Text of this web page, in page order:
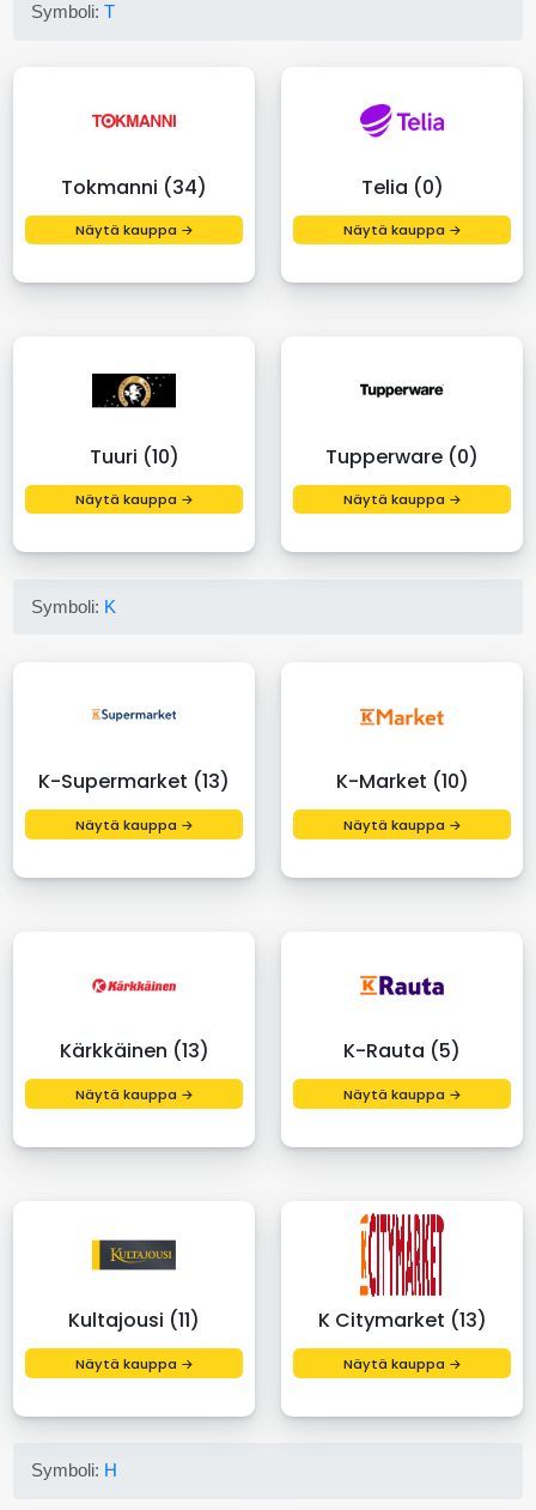
Symboli:T
Tokmanni (34)
Näytä kauppa →
Telia (0)
Näytä kauppa →
Tuuri (10)
Näytä kauppa →
Tupperware (0)
Näytä kauppa →
Symboli: K
K-Supermarket (13)
Näytä kauppa →
K-Market (10)
Näytä kauppa →
Kärkkäinen (13)
Näytä kauppa →
K-Rauta (5)
Näytä kauppa →
Kultajousi (11)
Näytä kauppa →
K Citymarket (13)
Näytä kauppa →
Symboli: H